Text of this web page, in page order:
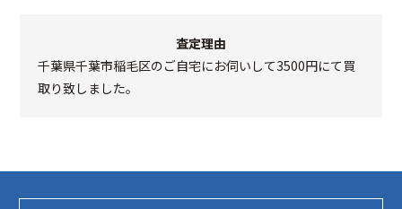
査定理由
千葉県千葉市稲毛区のご自宅にお伺いして3500円にて買
取り致しました。